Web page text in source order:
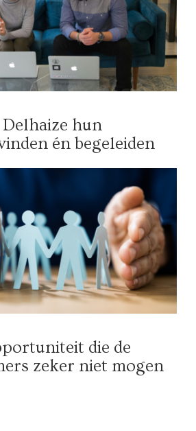
hun
én begeleiden
die de
zeker niet mogen